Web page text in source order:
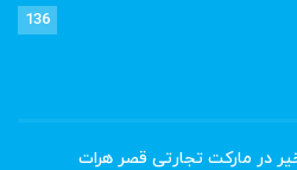
136
در مارکت تجارتی قصر هرات